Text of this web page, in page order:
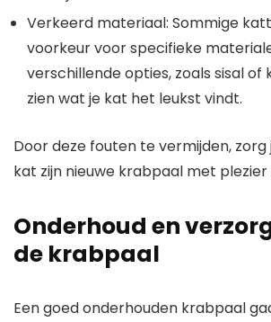
Verkeerd materiaal: Sommige
voorkeur voor specifieke
verschillende opties, zoals sisal of
zien wat je kat het leukst vindt.
Door deze fouten te vermijden,
kat zijn nieuwe krabpaal met
Onderhoud en
de krabpaal
Een goed onderhouden krabpaal